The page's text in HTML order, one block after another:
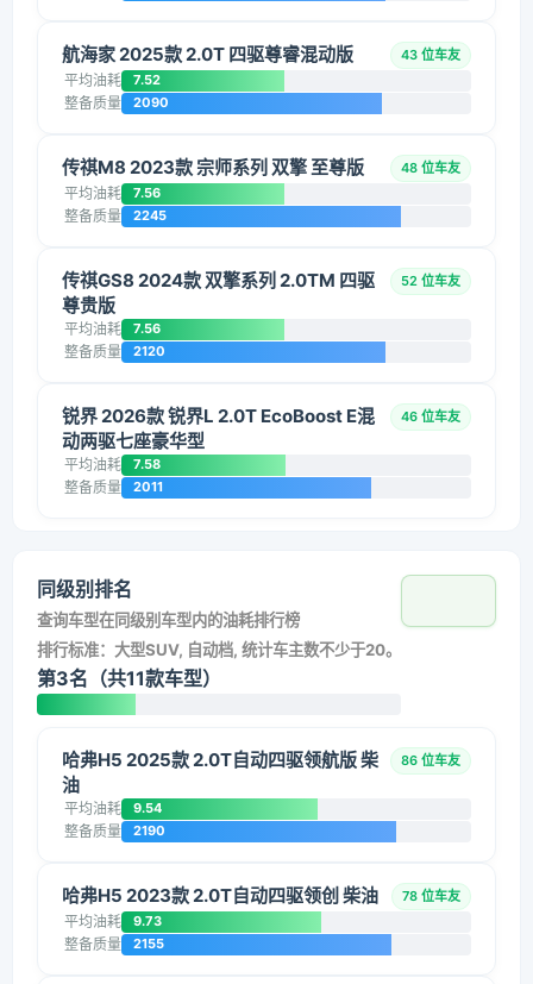
航海家 2025款 2.0T 四驱尊睿混动版 43 位车友
平均油耗 7.52
整备质量 2090
传祺M8 2023款 宗师系列 双擎 至尊版 48 位车友
平均油耗 7.56
整备质量 2245
传祺GS8 2024款 双擎系列 2.0TM 四驱
尊贵版
52 位车友
平均油耗 7.56
整备质量 2120
锐界 2026款 锐界L 2.0T EcoBoost E混
动两驱七座豪华型
46 位车友
平均油耗 7.58
整备质量 2011
同级别排名
查询车型在同级别车型内的油耗排行榜
排行标准：大型SUV, 自动档, 统计车主数不少于20。
第3名（共11款车型）
哈弗H5 2025款 2.0T自动四驱领航版 柴
油
86 位车友
平均油耗 9.54
整备质量 2190
哈弗H5 2023款 2.0T自动四驱领创 柴油 78 位车友
平均油耗 9.73
整备质量 2155